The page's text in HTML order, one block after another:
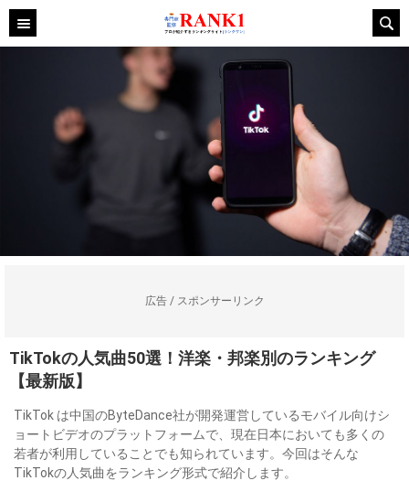
広告 / スポンサーリンク
TikTokの人気曲50選！洋楽・邦楽別のランキング
【最新版】
TikTok は中国のByteDance社が開発運営しているモバイル向けシ
ョートビデオのプラットフォームで、現在日本においても多くの
若者が利用していることでも知られています。今回はそんな
TikTokの人気曲をランキング形式で紹介します。